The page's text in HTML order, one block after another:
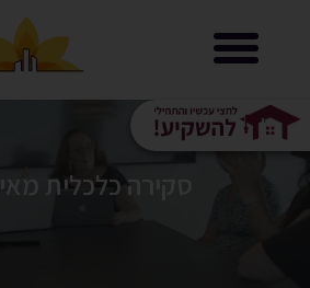
סקירה כלכלית מאי 2022